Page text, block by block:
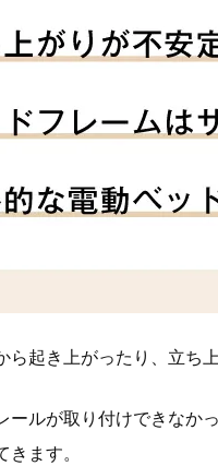
ら起き上がったり、立ち
ールが取り付けできなか
ます。